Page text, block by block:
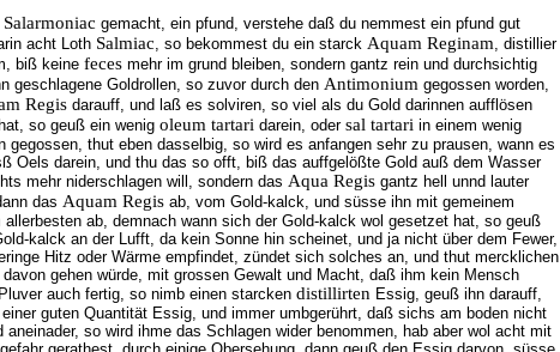
Salarmoniac gemacht, ein pfund, verstehe daß du nemmest ein pfund gut
acht Loth Salmiac, so bekommest du ein starck Aquam Reginam, distillier
biß keine feces mehr im grund bleiben, sondern gantz rein und durchsichtig
geschlagene Goldrollen, so zuvor durch den Antimonium gegossen worden,
Regis darauff, und laß es solviren, so viel als du Gold darinnen aufflösen
so geuß ein wenig oleum tartari darein, oder sal tartari in einem wenig
gegossen, thut eben dasselbig, so wird es anfangen sehr zu prausen, wann es
Oels darein, und thu das so offt, biß das auffgelößte Gold auß dem Wasser
mehr niderschlagen will, sondern das Aqua Regis gantz hell unnd lauter
das Aquam Regis ab, vom Gold-kalck, und süsse ihn mit gemeinem
ab, demnach wann sich der Gold-kalck wol gesetzet hat, so geuß
kalck an der Lufft, da kein Sonne hin scheinet, und ja nicht über dem Fewer,
Hitz oder Wärme empfindet, zündet sich solches an, und thut mercklichen
gehen würde, mit grossen Gewalt und Macht, daß ihm kein Mensch
auch fertig, so nimb einen starcken distillirten Essig, geuß ihn darauff,
guten Quantität Essig, und immer umbgerührt, daß sichs am boden nicht
so wird ihme das Schlagen wider benommen, hab aber wol acht mit